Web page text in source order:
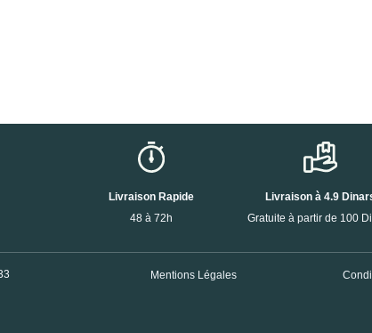
Livraison Rapide
48 à 72h
Livraison à 4.9
Gratuite à partir de 100
Mentions Légales